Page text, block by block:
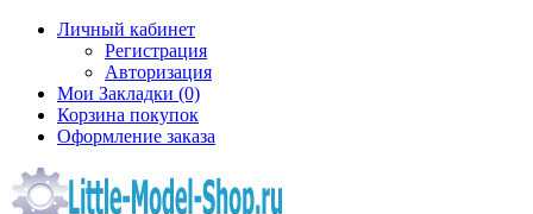
Личный кабинет
Регистрация
Авторизация
Мои Закладки (0)
Корзина покупок
Оформление заказа